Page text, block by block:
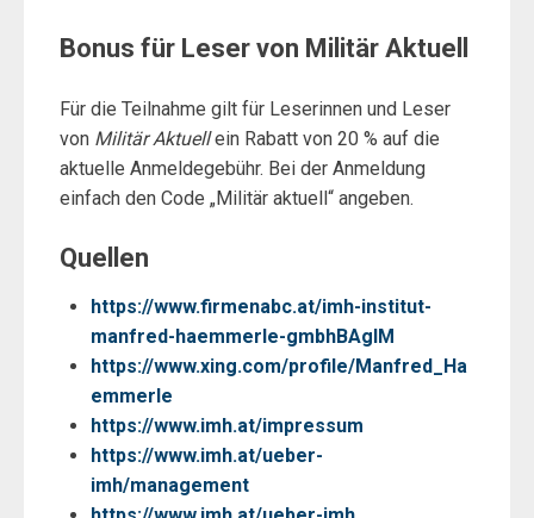
Bonus für Leser von Militär Aktuell
Für die Teilnahme gilt für Leserinnen und Leser
von Militär Aktuellein Rabatt von 20 % auf die
aktuelle Anmeldegebühr. Bei der Anmeldung
einfach den Code „Militär aktuell“ angeben.
Quellen
https://www.firmenabc.at/imh-institut-
manfred-haemmerle-gmbhBAglM
https://www.xing.com/profile/Manfred_Ha
emmerle
https://www.imh.at/impressum
https://www.imh.at/ueber-
imh/management